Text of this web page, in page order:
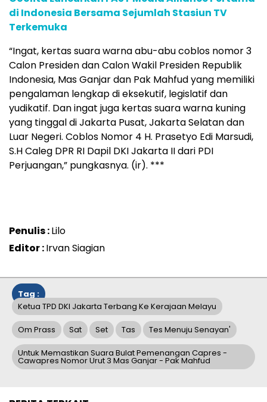
di Indonesia Bersama Sejumlah Stasiun TV
Terkemuka
“Ingat, kertas suara warna abu-abu coblos nomor 3
Calon Presiden dan Calon Wakil Presiden Republik
Indonesia, Mas Ganjar dan Pak Mahfud yang memiliki
pengalaman lengkap di eksekutif, legislatif dan
yudikatif. Dan ingat juga kertas suara warna kuning
yang tinggal di Jakarta Pusat, Jakarta Selatan dan
Luar Negeri. Coblos Nomor 4 H. Prasetyo Edi Marsudi,
S.H Caleg DPR RI Dapil DKI Jakarta II dari PDI
Perjuangan,” pungkasnya. (ir). ***
Penulis :Lilo
Editor :Irvan Siagian
Tag :
Ketua TPD DKI Jakarta Terbang Ke Kerajaan Melayu
Om Prass Sat Set Tas Tes Menuju Senayan'
Untuk Memastikan Suara Bulat Pemenangan Capres -
Cawapres Nomor Urut 3 Mas Ganjar - Pak Mahfud